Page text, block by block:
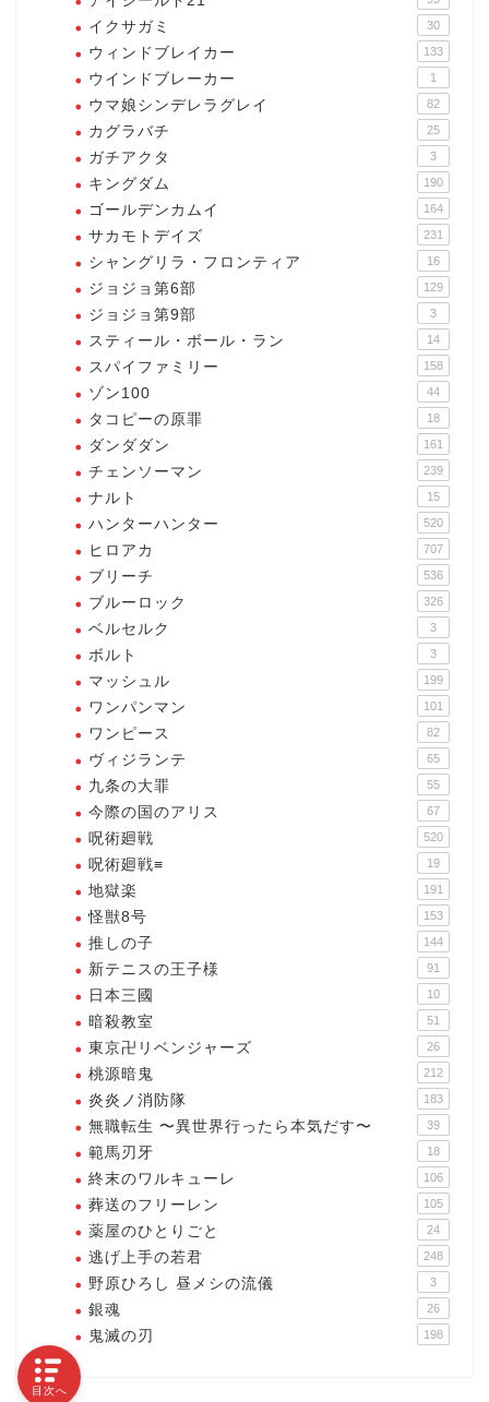
イクサガミ 30
ウィンドブレイカー 133
ウインドブレーカー 1
ウマ娘シンデレラグレイ 82
カグラバチ 25
ガチアクタ 3
キングダム 190
ゴールデンカムイ 164
サカモトデイズ 231
シャングリラ・フロンティア 16
ジョジョ第6部 129
ジョジョ第9部 3
スティール・ボール・ラン 14
スパイファミリー 158
ゾン100 44
タコピーの原罪 18
ダンダダン 161
チェンソーマン 239
ナルト 15
ハンターハンター 520
ヒロアカ 707
ブリーチ 536
ブルーロック 326
ベルセルク 3
ボルト 3
マッシュル 199
ワンパンマン 101
ワンピース 82
ヴィジランテ 65
九条の大罪 55
今際の国のアリス 67
呪術廻戦 520
呪術廻戦≡ 19
地獄楽 191
怪獣8号 153
推しの子 144
新テニスの王子様 91
日本三國 10
暗殺教室 51
東京卍リベンジャーズ 26
桃源暗鬼 212
炎炎ノ消防隊 183
無職転生 〜異世界行ったら本気だす〜 39
範馬刃牙 18
終末のワルキューレ 106
葬送のフリーレン 105
薬屋のひとりごと 24
逃げ上手の若君 248
野原ひろし 昼メシの流儀 3
銀魂 26
鬼滅の刃 198
目次へ